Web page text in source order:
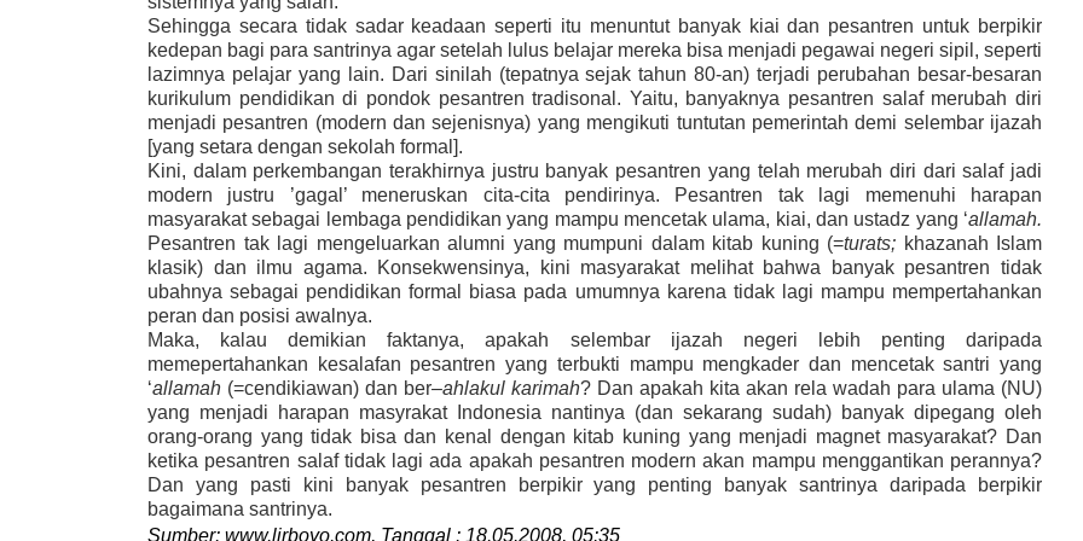
Sehingga secara tidak sadar keadaan seperti itu menuntut banyak kiai dan pesantren untuk berpikir
kedepan bagi para santrinya agar setelah lulus belajar mereka bisa menjadi pegawai negeri sipil , seperti
lazimnya pelajar yang lain. Dari sinilah (tepatnya sejak tahun 80-an) terjadi perubahan besar-besaran
kurikulum pendidikandi pondok pesantrentradisonal . Yaitu, banyaknya pesantren salaf merubah diri
menjadi pesantren (modern dan sejenisnya) yang mengikuti tuntutan pemerintah demi selembar ijazah
[yang setara dengan sekolah formal].
Kini, dalam perkembangan terakhirnya justru banyak pesantren yang telah merubah diri dari salaf jadi
modern justru ’gagal’ meneruskan cita-cita pendirinya. Pesantren tak lagi memenuhi harapan
masyarakat sebagai lembaga pendidikan yang mampu mencetak ulama, kiai, dan ustadz yang ‘allamah.
Pesantren tak lagi mengeluarkan al umni yang mumpuni dalam kitab kuning (=turats; khazanah Islam
klasik) dan ilmu agama. Konsekwensinya,
kini masyarakat melihat bahwa banyak pesantren tidak
ubahnya sebagai pendidikan formal biasa pada umumnya karena tidak lagi mampu mempertahankan
peran dan posisi awalnya.
Maka, kalau demikian faktanya, apakah selembar ijazah negeri lebih penting daripada
memepertahankan kesalafan pesantren yang terbukti mampu mengkader dan mencetak santri yang
‘allamah (=cendikiawan) dan ber–ahlakul karimah? Dan apakah kita akan rela wadah para ulama (NU)
yang menjadi harapan masyrakat Indonesia nantinya (dan sekarang sudah) banyak dipegang oleh
orang-orang yang tidak bisa dan kenal dengan kitab kuning yang menjadi magnet masyarakat? Dan
ketika pesantren salaf tidak lagi ada apakah pesantren modern akan mampu menggantikan perannya?
Dan yang pasti kini banyak pesantren berpikir yang penting banyak santrinya daripada berpikir
bagaimana santrinya.
Sumber: www.lirboyo.com, Tanggal : 18.05.2008, 05:35